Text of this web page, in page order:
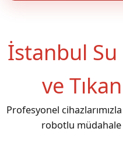
İstanbul Su
ve
Profesyonel
robotlu